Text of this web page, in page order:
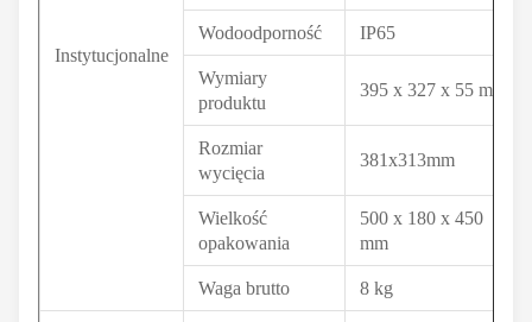
Instytucjonalne
Wodoodporność IP65
Wymiary
produktu
395 x 327 x 55 mm
Rozmiar
wycięcia
381x313mm
Wielkość
opakowania
500 x 180 x 450
mm
Waga brutto 8 kg